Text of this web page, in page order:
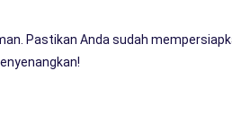
Pastikan Anda sudah